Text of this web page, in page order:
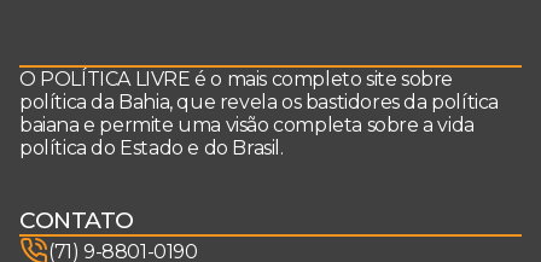
O POLÍTICA LIVRE é o mais completo site sobre
política da Bahia, que revela os bastidores da política
baiana e permite uma visão completa sobre a vida
política do Estado e do Brasil.
CONTATO
(71) 9-8801-0190